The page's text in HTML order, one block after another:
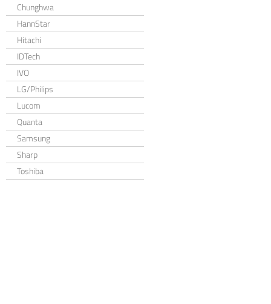
Chunghwa
HannStar
Hitachi
IDTech
IVO
LG/Philips
Lucom
Quanta
Samsung
Sharp
Toshiba